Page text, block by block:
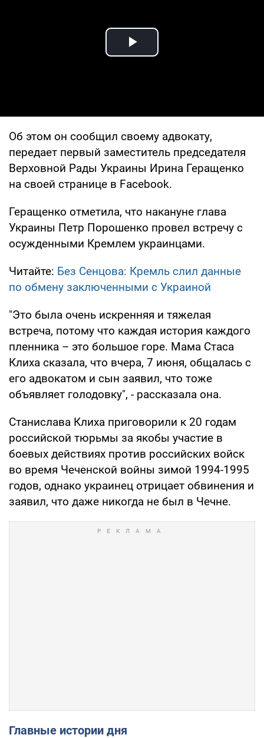
Play Video
Об этом он сообщил своему адвокату,
передает первый заместитель председателя
Верховной Рады Украины Ирина Геращенко
на своей странице в Facebook.
Геращенко отметила, что накануне глава
Украины Петр Порошенко провел встречу с
осужденными Кремлем украинцами.
Читайте: Без Сенцова: Кремль слил данные
по обмену заключенными с Украиной
"Это была очень искренняя и тяжелая
встреча, потому что каждая история каждого
пленника – это большое горе. Мама Стаса
Клиха сказала, что вчера, 7 июня, общалась с
его адвокатом и сын заявил, что тоже
объявляет голодовку", - рассказала она.
Станислава Клиха приговорили к 20 годам
российской тюрьмы за якобы участие в
боевых действиях против российских войск
во время Чеченской войны зимой 1994-1995
годов, однако украинец отрицает обвинения и
заявил, что даже никогда не был в Чечне.
Главные истории дня